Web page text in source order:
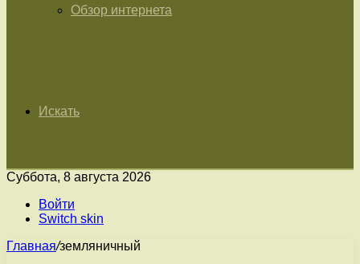
Обзор интернета
Искать
Суббота, 8 августа 2026
Войти
Switch skin
Главная/земляничный